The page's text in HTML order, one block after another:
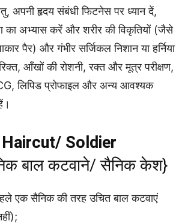
अपनी हृदय संबंधी फिटनेस पर ध्यान दें,
का अभ्यास करें और शरीर की विकृतियों (जैसे
पैर) और गंभीर सर्जिकल निशान या हर्निया
आँखों की रोशनी, रक्त और मूत्र परीक्षण,
लिपिड प्रोफाइल और अन्य आवश्यक
Soldier
बाल कटवाने/ सैनिक केश}
एक सैनिक की तरह उचित बाल कटवाएं